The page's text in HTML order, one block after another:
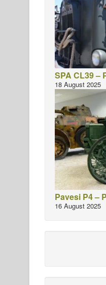
SPA CL39 –
18 August 2025
Pavesi P4 –
16 August 2025